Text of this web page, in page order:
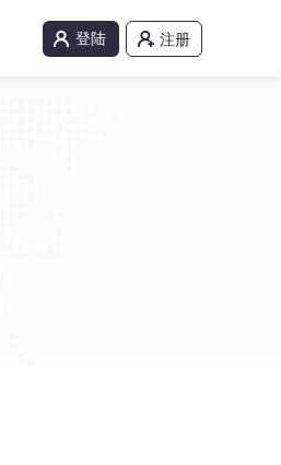
登陆 注册